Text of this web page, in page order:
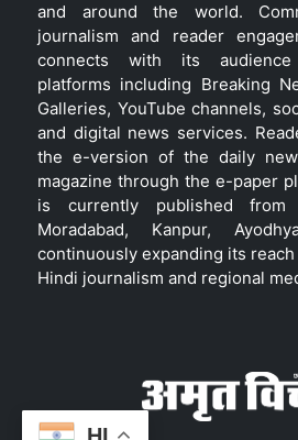
and around the world.
journalism and reader
connects with its
platforms including Breaking
Galleries, YouTube channels,
and digital news services.
the e-version of the daily
magazine through the e-paper
is currently published from
Moradabad, Kanpur,
continuously expanding its
Hindi journalism and regional